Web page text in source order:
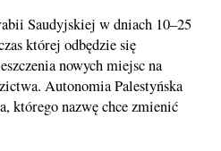
Saudyjskiej w dniach 10–25
której odbędzie się
nowych miejsc na
Autonomia Palestyńska
którego nazwę chce zmienić